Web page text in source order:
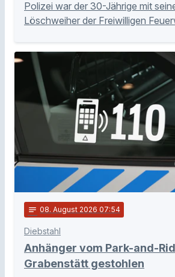
Polizei war der 30-Jährige mit
Löschweiher der Freiwilligen
notes 08. August 2026 07:54
Diebstahl
Anhänger vom Park-and-
Grabenstätt gestohlen